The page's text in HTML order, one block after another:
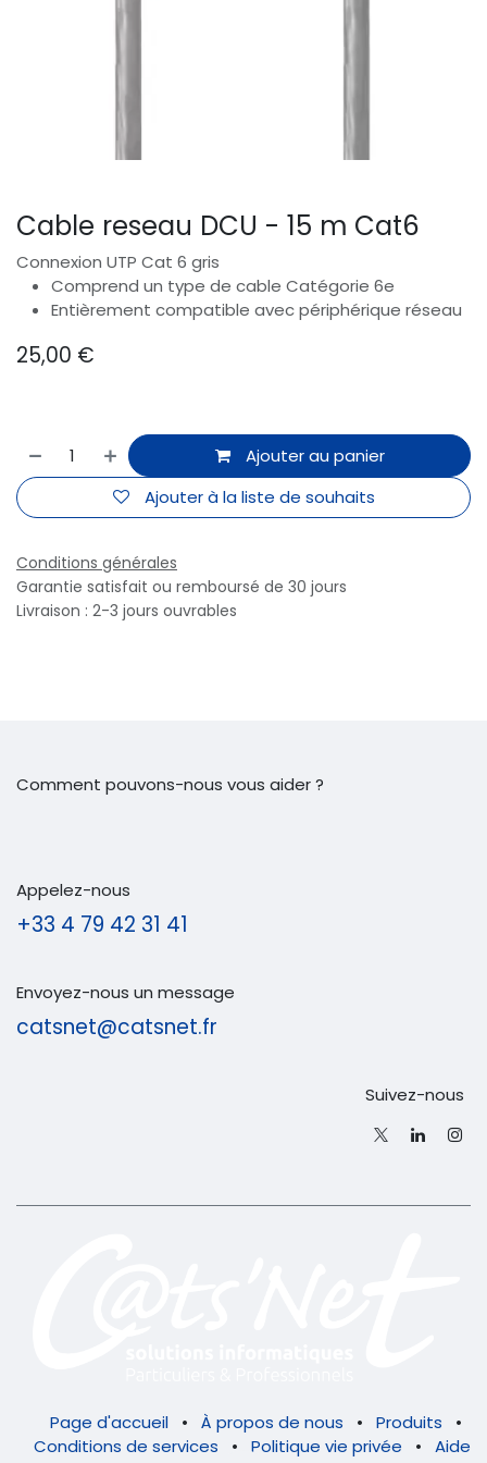
Cable reseau DCU - 15 m Cat6
Connexion UTP Cat 6 gris
Comprend un type de cable Catégorie 6e
Entièrement compatible avec périphérique réseau
25,00 €
Ajouter au panier
Ajouter à la liste de souhaits
Conditions générales
Garantie satisfait ou remboursé de 30 jours
Livraison : 2-3 jours ouvrables
Comment pouvons-nous vous aider ?
Appelez-nous
+33 4 79 42 31 41
Envoyez-nous un message
catsnet@catsnet.fr
Suivez-nous
Page d'accueil • À propos de nous • Produits
•
Conditions de services
• Politique vie privée • Aide